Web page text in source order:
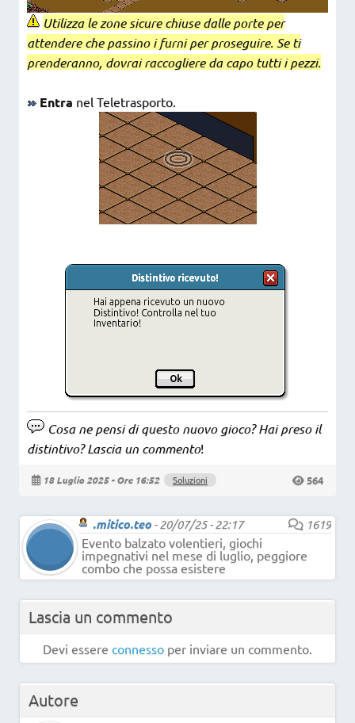
Utilizza le zone sicure chiuse dalle porte per
attendere che passino i furni per proseguire. Se ti
prenderanno, dovrai raccogliere da capo tutti i pezzi.
Entra nel Teletrasporto.
Cosa ne pensi di questo nuovo gioco? Hai preso il
distintivo? Lascia un commento!
18 Luglio 2025 - Ore 16:52 Soluzioni 564
.mitico.teo -20/07/25 - 22:17
1619
Evento balzato volentieri, giochi
impegnativi nel mese di luglio, peggiore
combo che possa esistere
Lascia un commento
Devi essere connesso per inviare un commento.
Autore